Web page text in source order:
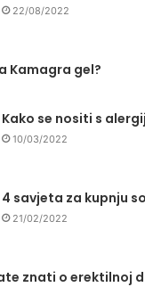
22/08/2022
Kamagra gel?
Kako se nositi s
10/03/2022
4 savjeta za kupnju
21/02/2022
znati o erektilnoj